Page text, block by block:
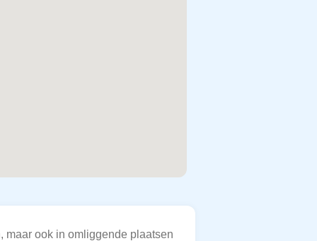
maar ook in omliggende plaatsen